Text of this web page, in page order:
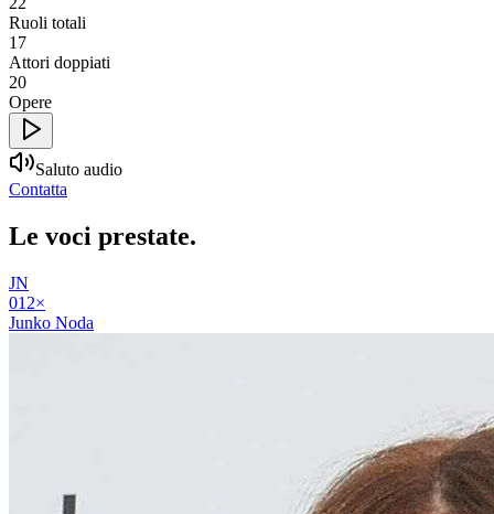
Ruoli totali
17
Attori doppiati
20
Opere
Saluto audio
Contatta
Le voci prestate.
JN
01 2×
Junko Noda